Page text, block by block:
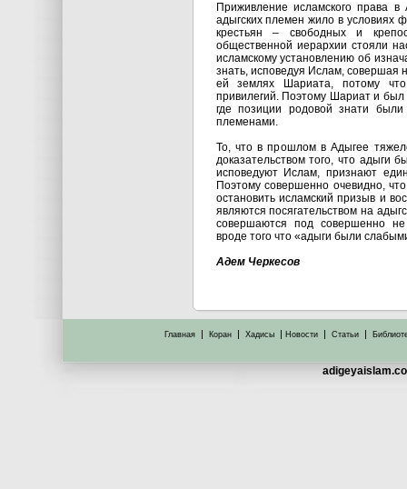
Приживление исламского права
адыгских племен жило в условиях
крестьян – свободных и
общественной иерархии стояли
исламскому установлению об
знать, исповедуя Ислам, совершая
ей землях Шариата, потому
привилегий. Поэтому Шариат и был
где позиции родовой знати
племенами.
То, что в прошлом в Адыгее
доказательством того, что адыги
исповедуют Ислам, признают
Поэтому совершенно очевидно,
остановить исламский призыв и
являются посягательством на
совершаются под совершенно
вроде того что «адыги были
Адем Черкесов
Главная | Коран | Хадисы | Новости | Статьи |